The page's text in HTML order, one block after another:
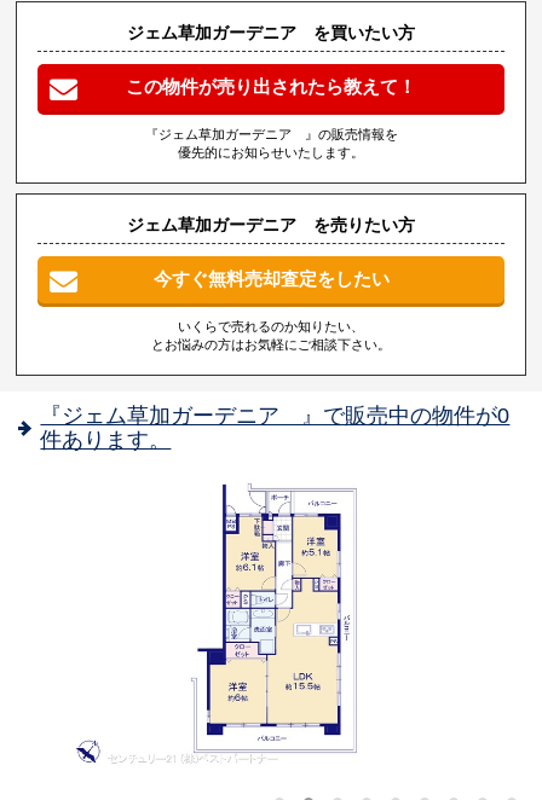
ジェム草加ガーデニア を買いたい方
この物件が売り出されたら教えて！
『ジェム草加ガーデニア 』の販売情報を
優先的にお知らせいたします。
ジェム草加ガーデニア を売りたい方
今すぐ無料売却査定をしたい
いくらで売れるのか知りたい、
とお悩みの方はお気軽にご相談下さい。
『ジェム草加ガーデニア 』で販売中の物件が0
件あります。